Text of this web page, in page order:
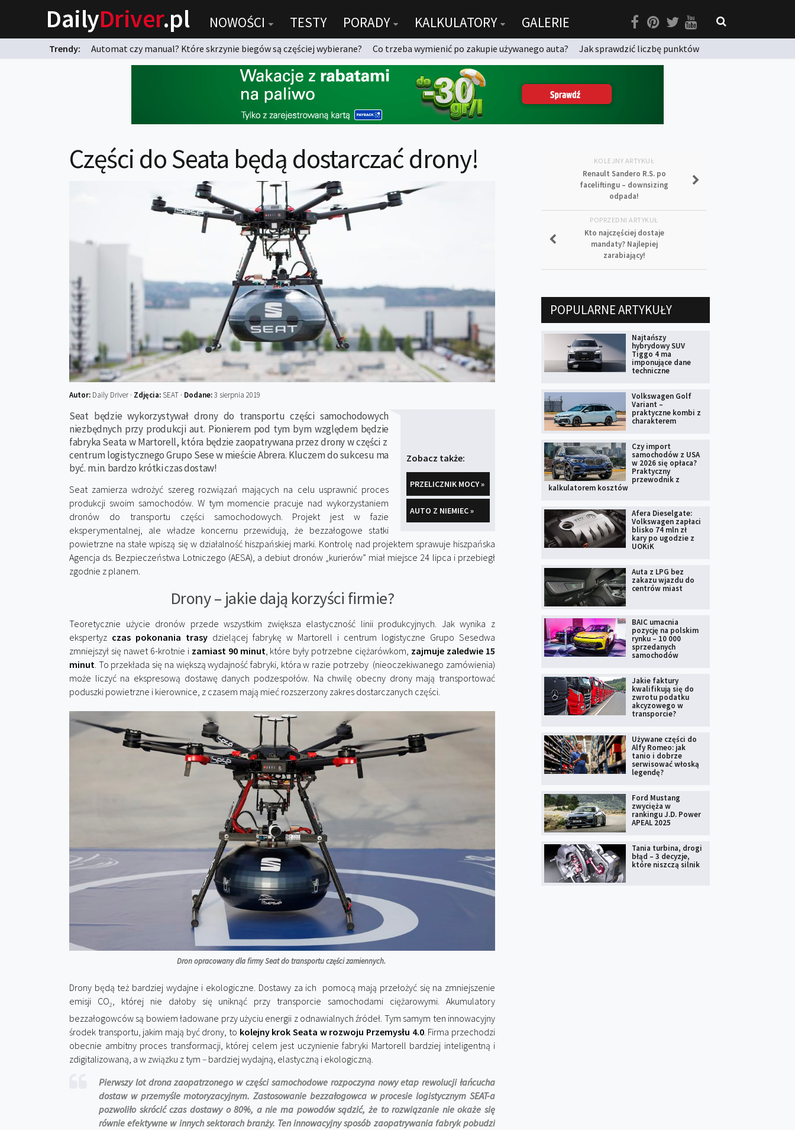
DailyDriver.pl NOWOŚCI TESTY PORADY KALKULATORY GALERIE
Trendy: Automat czy manual? Które skrzynie biegów są częściej wybierane? Co trzeba wymienić po zakupie używanego auta?
Jak sprawdzić liczbę punktów
Części do Seata będą dostarczać drony!
Autor: Daily Driver · Zdjęcia: SEAT · Dodane:3 sierpnia 2019
Zobacz także:
PRZELICZNIK MOCY »
AUTO Z NIEMIEC »
Seat będzie wykorzystywał drony do transportu części samochodowych
niezbędnych przy produkcji aut. Pionierem pod tym bym względem będzie
fabryka Seata w Martorell, która będzie zaopatrywana przez drony w części z
centrum logistycznego Grupo Sese w mieście Abrera. Kluczem do sukcesu ma
być. m.in. bardzo krótki czas dostaw!
Seat zamierza wdrożyć szereg rozwiązań mających na celu usprawnić proces
produkcji swoim samochodów. W tym momencie pracuje nad wykorzystaniem
dronów do transportu części samochodowych. Projekt jest w fazie
eksperymentalnej, ale władze koncernu przewidują, że bezzałogowe statki
powietrzne na stałe wpiszą się w działalność hiszpańskiej marki. Kontrolę nad projektem sprawuje hiszpańska
Agencja ds. Bezpieczeństwa Lotniczego (AESA), a debiut dronów „kurierów” miał miejsce 24 lipca i przebiegł
zgodnie z planem.
Drony – jakie dają korzyści firmie?
Teoretycznie użycie dronów przede wszystkim zwiększa elastyczność linii produkcyjnych. Jak wynika z
ekspertyz czas pokonania trasy dzielącej fabrykę w Martorell i centrum logistyczne Grupo Sesedwa
zmniejszył się nawet 6-krotnie i zamiast 90 minut, które były potrzebne ciężarówkom, zajmuje zaledwie 15
minut. To przekłada się na większą wydajność fabryki, która w razie potrzeby (nieoczekiwanego zamówienia)
może liczyć na ekspresową dostawę danych podzespołów. Na chwilę obecny drony mają transportować
poduszki powietrzne i kierownice, z czasem mają mieć rozszerzony zakres dostarczanych części.
Dron opracowany dla firmy Seat do transportu części zamiennych.
Drony będą też bardziej wydajne i ekologiczne. Dostawy za ich pomocą mają przełożyć się na zmniejszenie
emisji CO2, której nie dałoby się uniknąć przy transporcie samochodami ciężarowymi. Akumulatory
bezzałogowców są bowiem ładowane przy użyciu energii z odnawialnych źródeł. Tym samym ten innowacyjny
środek transportu, jakim mają być drony, to kolejny krok Seata w rozwoju Przemysłu 4.0. Firma przechodzi
obecnie ambitny proces transformacji, której celem jest uczynienie fabryki Martorell bardziej inteligentną i
zdigitalizowaną, a w związku z tym – bardziej wydajną, elastyczną i ekologiczną.
Pierwszy lot drona zaopatrzonego w części samochodowe rozpoczyna nowy etap rewolucji łańcucha
dostaw w przemyśle motoryzacyjnym. Zastosowanie bezzałogowca w procesie logistycznym SEAT-a
pozwoliło skrócić czas dostawy o 80%, a nie ma powodów sądzić, że to rozwiązanie nie okaże się
równie efektywne w innych sektorach branży. Ten innowacyjny sposób zaopatrywania fabryk pobudzi
KOLEJNY ARTYKUŁ
Renault Sandero R.S. po
faceliftingu – downsizing
odpada!
POPRZEDNI ARTYKUŁ
Kto najczęściej dostaje
mandaty? Najlepiej
zarabiający!
POPULARNE ARTYKUŁY
Najtańszy
hybrydowy SUV
Tiggo 4 ma
imponujące dane
techniczne
Volkswagen Golf
Variant –
praktyczne kombi z
charakterem
Czy import
samochodów z USA
w 2026 się opłaca?
Praktyczny
przewodnik z
kalkulatorem kosztów
Afera Dieselgate:
Volkswagen zapłaci
blisko 74 mln zł
kary po ugodzie z
UOKiK
Auta z LPG bez
zakazu wjazdu do
centrów miast
BAIC umacnia
pozycję na polskim
rynku – 10 000
sprzedanych
samochodów
Jakie faktury
kwalifikują się do
zwrotu podatku
akcyzowego w
transporcie?
Używane części do
Alfy Romeo: jak
tanio i dobrze
serwisować włoską
legendę?
Ford Mustang
zwycięża w
rankingu J.D. Power
APEAL 2025
Tania turbina, drogi
błąd – 3 decyzje,
które niszczą silnik